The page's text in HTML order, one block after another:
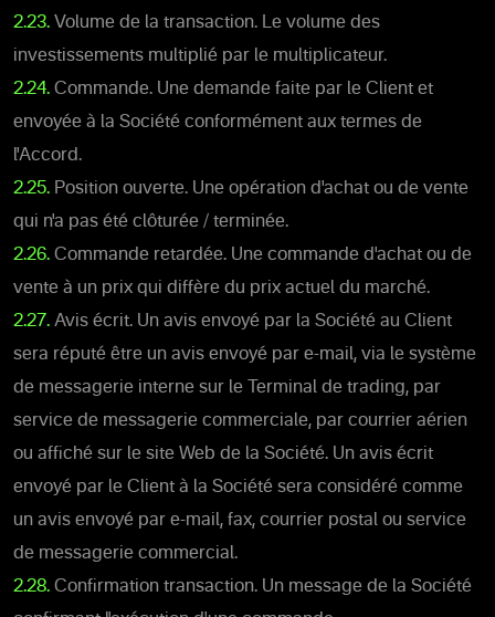
2.23. Volume de la transaction. Le volume des
investissements multiplié par le multiplicateur.
2.24. Commande. Une demande faite par le Client et
envoyée à la Société conformément aux termes de
l'Accord.
2.25. Position ouverte. Une opération d'achat ou de vente
qui n'a pas été clôturée / terminée.
2.26. Commande retardée. Une commande d'achat ou de
vente à un prix qui diffère du prix actuel du marché.
2.27. Avis écrit. Un avis envoyé par la Société au Client
sera réputé être un avis envoyé par e-mail, via le système
de messagerie interne sur le Terminal de trading, par
service de messagerie commerciale, par courrier aérien
ou affiché sur le site Web de la Société. Un avis écrit
envoyé par le Client à la Société sera considéré comme
un avis envoyé par e-mail, fax, courrier postal ou service
de messagerie commercial.
2.28. Confirmation transaction. Un message de la Société